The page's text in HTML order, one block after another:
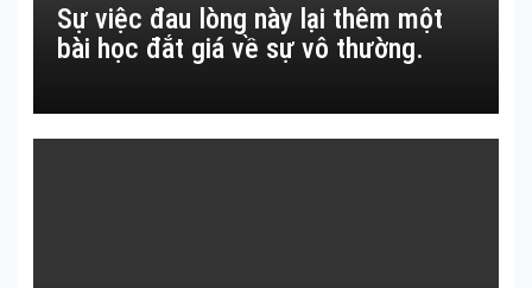
Sự việc đau lòng này lại thêm một
bài học đắt giá về sự vô thường.